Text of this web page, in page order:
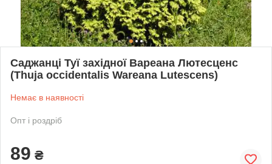
Саджанці Туї західної Вареана Лютесценс
(Thuja occidentalis Wareana Lutescens)
Немає в наявності
Опт і роздріб
89 ₴